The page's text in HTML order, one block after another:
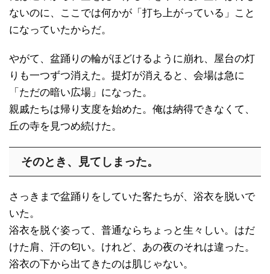
ないのに、ここでは何かが「打ち上がっている」こと
になっていたからだ。
やがて、盆踊りの輪がほどけるように崩れ、屋台の灯
りも一つずつ消えた。提灯が消えると、会場は急に
「ただの暗い広場」になった。
親戚たちは帰り支度を始めた。俺は納得できなくて、
丘の寺を見つめ続けた。
そのとき、見てしまった。
さっきまで盆踊りをしていた客たちが、浴衣を脱いで
いた。
浴衣を脱ぐ姿って、普通ならちょっと生々しい。はだ
けた肩、汗の匂い。けれど、あの夜のそれは違った。
浴衣の下から出てきたのは肌じゃない。